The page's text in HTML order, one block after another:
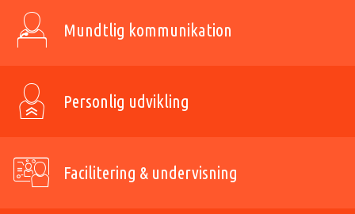
Mundtlig kommunikation
Personlig udvikling
Facilitering & undervisning